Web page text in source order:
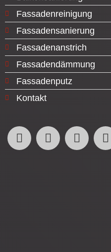
Fassadenreinigung
Fassadensanierung
Fassadenanstrich
Fassadendämmung
Fassadenputz
Kontakt